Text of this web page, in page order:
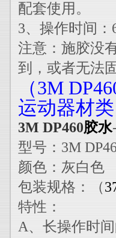
配套使用。
3、操作时间
注意：施胶没
到，或者无法
（3M
运动器材类
3M DP460胶水
型号：3M
颜色：灰白色
包装规格：（
特性：
A、长操作时